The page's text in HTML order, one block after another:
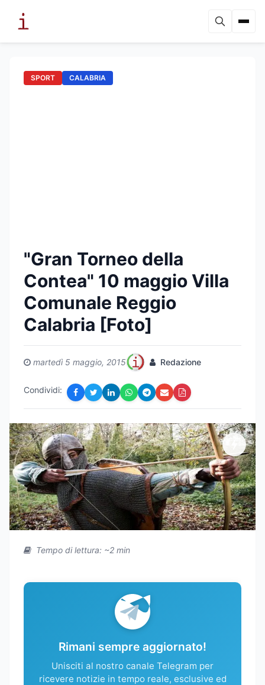
SPORT CALABRIA
"Gran Torneo della
Contea" 10 maggio Villa
Comunale Reggio
Calabria [Foto]
martedì 5 maggio, 2015 Redazione
Condividi:
Tempo di lettura: ~2 min
Rimani sempre aggiornato!
Unisciti al nostro canale Telegram per
ricevere notizie in tempo reale, esclusive ed